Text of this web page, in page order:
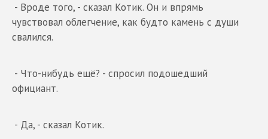
- Вроде того, - сказал Котик. Он и впрямь
чувствовал облегчение, как будто камень с души
свалился.
- Что-нибудь ещё? - спросил подошедший
официант.
- Да, - сказал Котик.